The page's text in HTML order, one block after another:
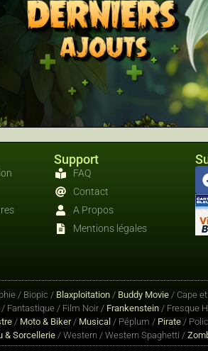
Support
FAQ
Contact
A Propos
Mentions légales
/ Biopic / Blaxploitation / Buddy Movie / Cape
/ Fantastique / Film Noir / Frankenstein / Fresque
/ Moto & Biker/ Musical / Péplum / Pirate /
& Sorcellerie/ Western / Western Spaghetti /